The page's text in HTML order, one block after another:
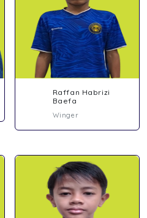
Raffan Habrizi
Baefa
Winger